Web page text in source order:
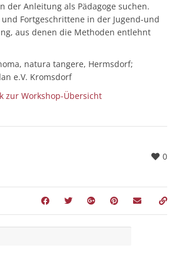
der Anleitung als Pädagoge suchen.
Fortgeschrittene in der Jugend-und
aus denen die Methoden entlehnt
natura tangere, Hermsdorf;
e.V. Kromsdorf
zur Workshop-Übersicht
0